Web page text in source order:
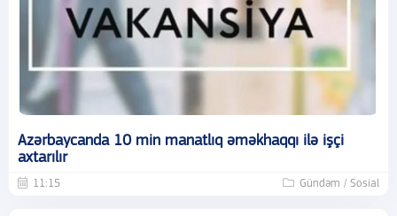
Azərbaycanda 10 min manatlıq əməkhaqqı ilə işçi
axtarılır
11:15 Gündəm / Sosial